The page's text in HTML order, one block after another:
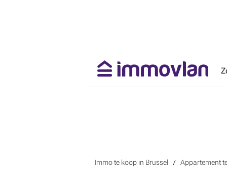
Immo te koop in Brussel Appartement